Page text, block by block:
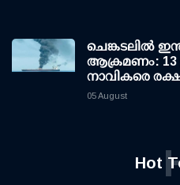
ചെങ്കടലില്‍
ആക്രമണം: 13
നാവികരെ
05 August
Hot